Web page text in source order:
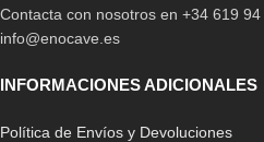
Contacta con nosotros en +34 619
info@enocave.es
INFORMACIONES ADICIONALES
Política de Envíos y Devoluciones